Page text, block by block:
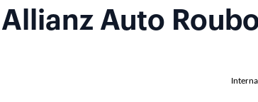
Allianz Auto
Internal